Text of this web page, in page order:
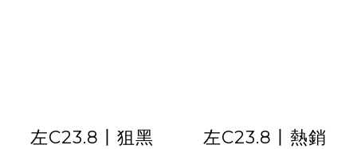
左C23.8丨狙黑
左C23.8丨熱銷